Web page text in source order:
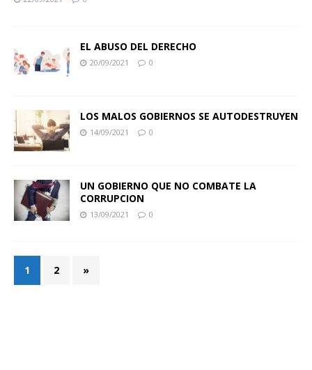
EL ABUSO DEL DERECHO
20/09/2021 0
LOS MALOS GOBIERNOS SE AUTODESTRUYEN
14/09/2021 0
UN GOBIERNO QUE NO COMBATE LA
CORRUPCION
13/09/2021 0
1 2 »